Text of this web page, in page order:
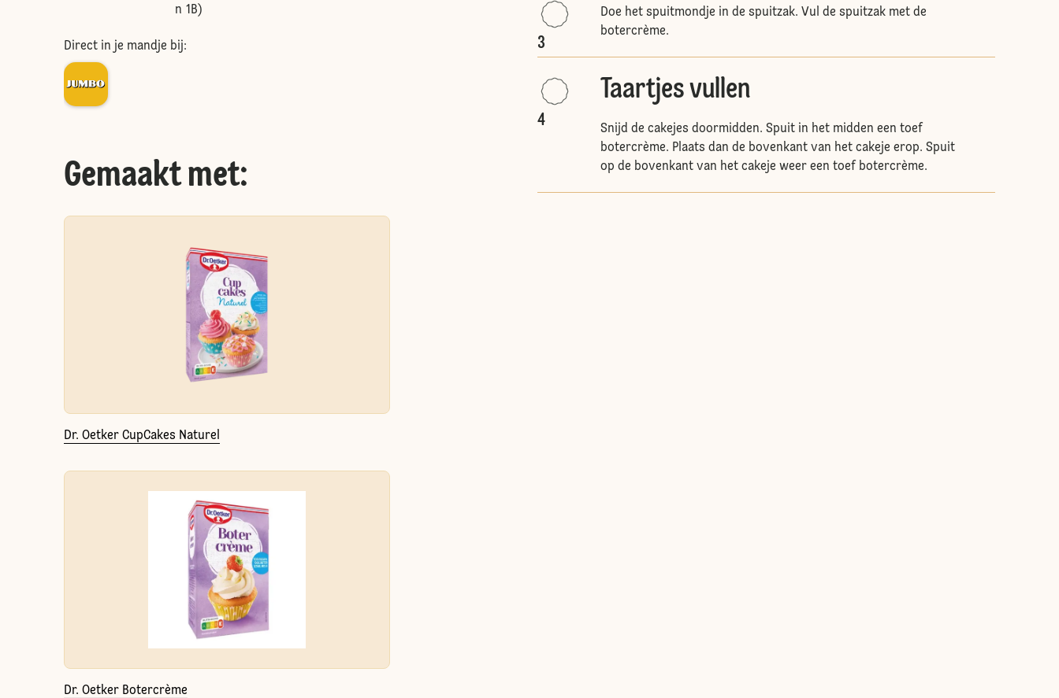
n 1B)
Direct in je mandje bij:
Gemaakt met:
Dr. Oetker CupCakes Naturel
Dr. Oetker Botercrème
3
Doe het spuitmondje in de spuitzak. Vul de spuitzak met de
botercrème.
4
Taartjes vullen
Snijd de cakejes doormidden. Spuit in het midden een toef
botercrème. Plaats dan de bovenkant van het cakeje erop. Spuit
op de bovenkant van het cakeje weer een toef botercrème.